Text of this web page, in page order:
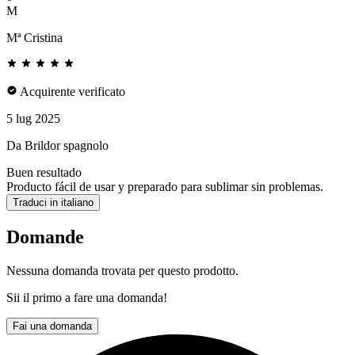
M
Mª Cristina
Acquirente verificato
5 lug 2025
Da Brildor spagnolo
Buen resultado
Producto fácil de usar y preparado para sublimar sin problemas.
Traduci in italiano
Domande
Nessuna domanda trovata per questo prodotto.
Sii il primo a fare una domanda!
Fai una domanda